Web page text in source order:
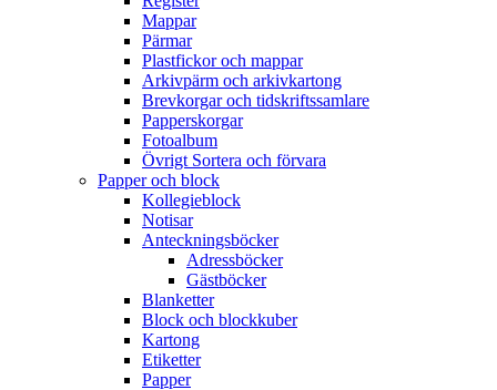
Mappar
Pärmar
Plastfickor och mappar
Arkivpärm och arkivkartong
Brevkorgar och tidskriftssamlare
Papperskorgar
Fotoalbum
Övrigt Sortera och förvara
Papper och block
Kollegieblock
Notisar
Anteckningsböcker
Adressböcker
Gästböcker
Blanketter
Block och blockkuber
Kartong
Etiketter
Papper